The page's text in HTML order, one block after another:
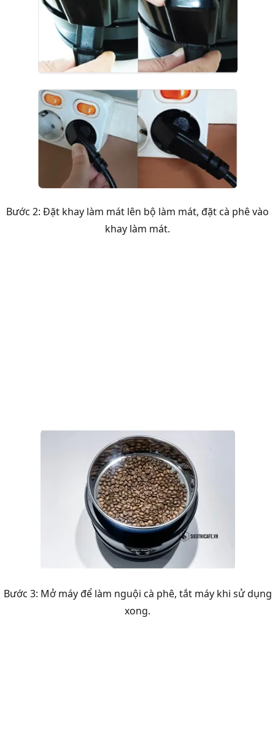
Bước 2: Đặt khay làm mát lên bộ làm mát, đặt cà phê vào
khay làm mát.
Bước 3: Mở máy để làm nguội cà phê, tắt máy khi sử dụng
xong.